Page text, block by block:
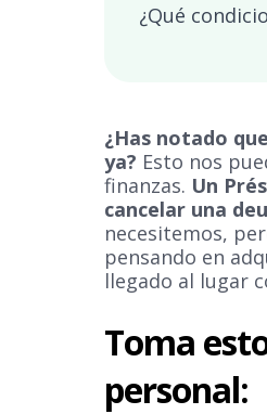
¿Qué
¿Has notado
ya? Esto nos
finanzas. Un
cancelar una
necesitemos,
pensando en
llegado al lugar
Toma
personal: